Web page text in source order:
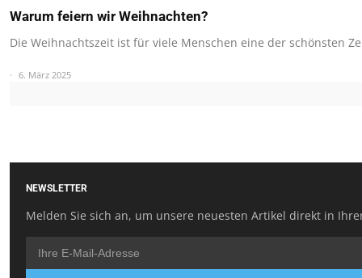
Warum feiern wir Weihnachten?
Die Weihnachtszeit ist für viele Menschen eine der schönsten
6. März 2025
NEWSLETTER
Melden Sie sich an, um unsere neuesten Artikel direkt in